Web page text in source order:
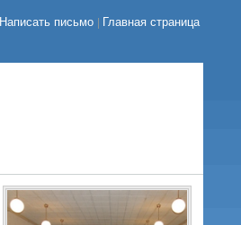
Написать письмо Главная страница